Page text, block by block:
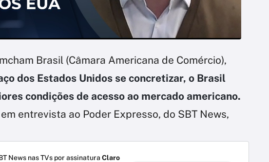
Brasil (Câmara Americana de Comércio),
dos Estados Unidos se concretizar, o Brasil
condições de acesso ao mercado americano.
entrevista ao Poder Expresso, do SBT News,
News nas TVs por assinatura Claro